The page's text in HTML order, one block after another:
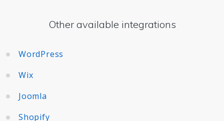
Other available integrations
WordPress
Wix
Joomla
Shopify